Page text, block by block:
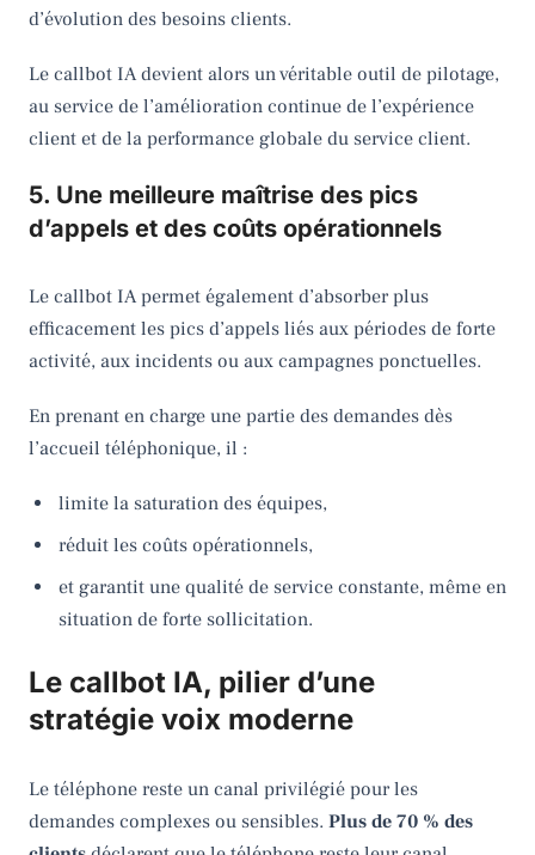
d’évolution des besoins clients.
Le callbot IA devient alors un véritable outil de pilotage,
au service de l’amélioration continue de l’expérience
client et de la performance globale du service client.
5. Une meilleure maîtrise des pics
d’appels et des coûts opérationnels
Le callbot IA permet également d’absorber plus
efficacement les pics d’appels liés aux périodes de forte
activité, aux incidents ou aux campagnes ponctuelles.
En prenant en charge une partie des demandes dès
l’accueil téléphonique, il :
limite la saturation des équipes,
réduit les coûts opérationnels,
et garantit une qualité de service constante, même en
situation de forte sollicitation.
Le callbot IA, pilier d’une
stratégie voix moderne
Le téléphone reste un canal privilégié pour les
demandes complexes ou sensibles. Plus de 70 % des